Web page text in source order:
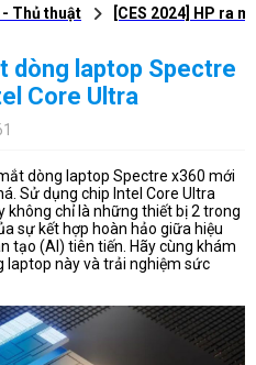
- Thủ thuật [CES 2024] HP ra
dòng laptop Spectre
Core Ultra
dòng laptop Spectre x360 mới
Sử dụng chip Intel Core Ultra
không chỉ là những thiết bị 2 trong
sự kết hợp hoàn hảo giữa hiệu
tạo (AI) tiên tiến. Hãy cùng khám
laptop này và trải nghiệm sức